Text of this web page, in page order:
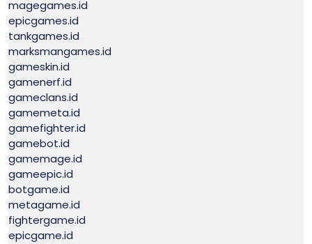
magegames.id
epicgames.id
tankgames.id
marksmangames.id
gameskin.id
gamenerf.id
gameclans.id
gamemeta.id
gamefighter.id
gamebot.id
gamemage.id
gameepic.id
botgame.id
metagame.id
fightergame.id
epicgame.id